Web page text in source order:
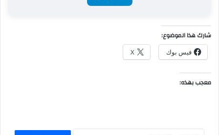
شارك هذا الموضوع:
فيس بوك X
معجب بهذه: